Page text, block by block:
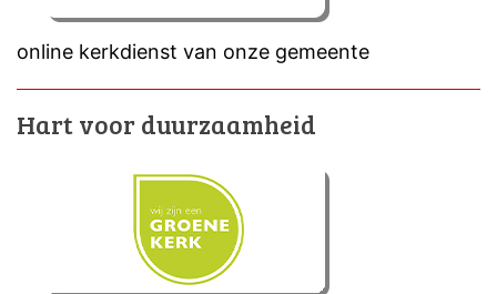
online kerkdienst van onze gemeente
Hart voor duurzaamheid